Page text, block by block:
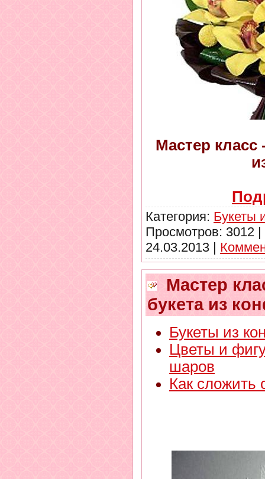
Мастер класс
Категория: Букеты
Просмотров: 3012
24.03.2013 |
Мастер
букета из
Букеты из
Цветы и
шаров
Как сложить